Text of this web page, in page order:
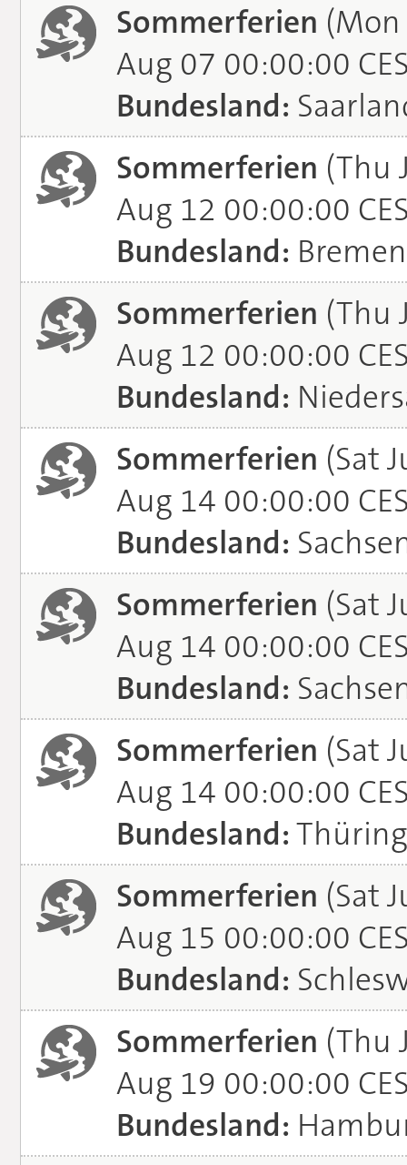
Sommerferien (Mon
Aug 07 00:00:00
Bundesland:
Sommerferien (Thu
Aug 12 00:00:00
Bundesland: Bremen
Sommerferien (Thu
Aug 12 00:00:00
Bundesland:
Sommerferien (Sat
Aug 14 00:00:00
Bundesland:
Sommerferien (Sat
Aug 14 00:00:00
Bundesland:
Sommerferien (Sat
Aug 14 00:00:00
Bundesland:
Sommerferien (Sat
Aug 15 00:00:00
Bundesland:
Sommerferien (Thu
Aug 19 00:00:00
Bundesland: